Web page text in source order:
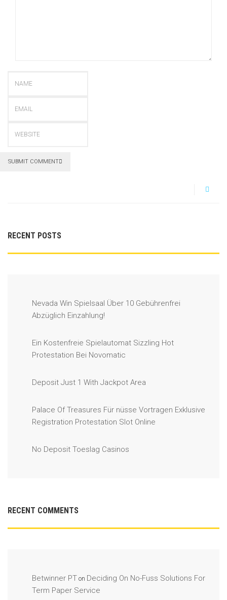
SUBMIT COMMENT
RECENT POSTS
Nevada Win Spielsaal Über 10 Gebührenfrei
Abzüglich Einzahlung!
Ein Kostenfreie Spielautomat Sizzling Hot
Protestation Bei Novomatic
Deposit Just 1 With Jackpot Area
Palace Of Treasures Für nüsse Vortragen Exklusive
Registration Protestation Slot Online
No Deposit Toeslag Casinos
RECENT COMMENTS
Betwinner PT on Deciding On No-Fuss Solutions For
Term Paper Service